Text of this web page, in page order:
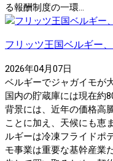
る報酬制度の一環...
フリッツ王国ベルギー
2026年04月07日
ベルギーでジャガイモが
国内の貯蔵庫には現在約
背景には、近年の価格高
ことに加え、天候にも恵
ルギーは冷凍フライドポ
モ事業は重要な基幹産業